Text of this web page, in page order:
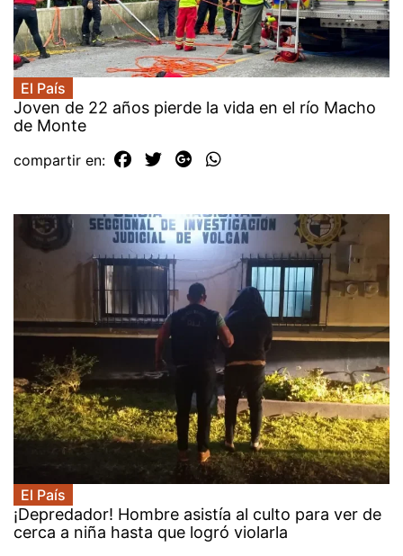
El País
Joven de 22 años pierde la vida en el río Macho
de Monte
compartir en:
El País
¡Depredador! Hombre asistía al culto para ver de
cerca a niña hasta que logró violarla